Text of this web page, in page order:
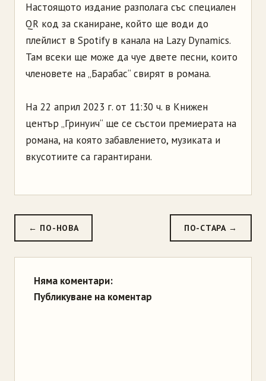
Настоящото издание разполага със специален
QR код за сканиране, който ще води до
плейлист в Spotify в канала на Lazy Dynamics.
Там всеки ще може да чуе двете песни, които
членовете на „Барабас“ свирят в романа.
На 22 април 2023 г. от 11:30 ч. в Книжен
център „Гринуич“ ще се състои премиерата на
романа, на която забавлението, музиката и
вкусотиите са гарантирани.
← ПО-НОВА ПО-СТАРА →
Няма коментари:
Публикуване на коментар